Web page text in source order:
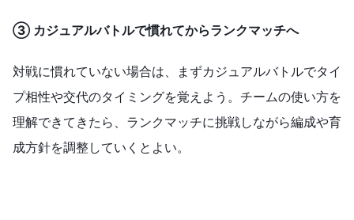
③ カジュアルバトルで慣れてからランクマッチへ
対戦に慣れていない場合は、まずカジュアルバトルでタイ
プ相性や交代のタイミングを覚えよう。チームの使い方を
理解できてきたら、ランクマッチに挑戦しながら編成や育
成方針を調整していくとよい。